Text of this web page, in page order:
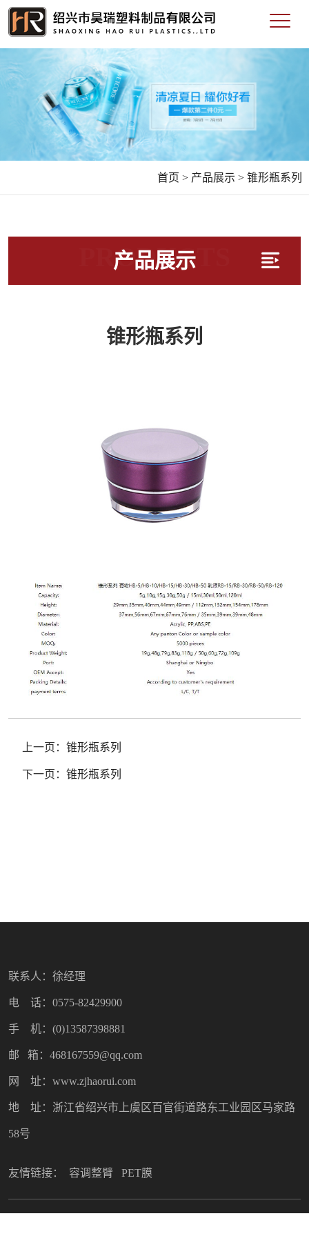
首页 > 产品展示 > 锥形瓶系列
产品展示
PRODUCTS
锥形瓶系列
上一页： 锥形瓶系列
下一页： 锥形瓶系列
联系人：徐经理
电 话：0575-82429900
手 机：(0)13587398881
邮 箱：468167559@qq.com
网 址：www.zjhaorui.com
地 址：浙江省绍兴市上虞区百官街道路东工业园区马家路
58号
友情链接： 容调整臂 PET膜